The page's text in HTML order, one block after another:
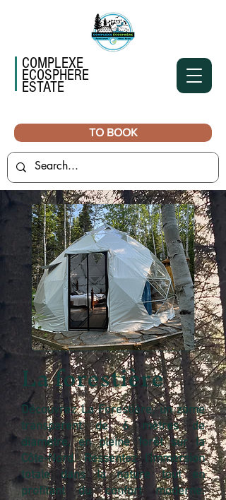
COMPLEXE
ECOSPHERE
ESTATE
TO BOOK
La forestière
​Découvrez La Forestière, un zome
transparent de 6 mètres de
diamètre, en pleine forêt sur la
Côte-Nord. Ressentez l'immersion
totale dans la nature tout en
profitant du confort moderne.